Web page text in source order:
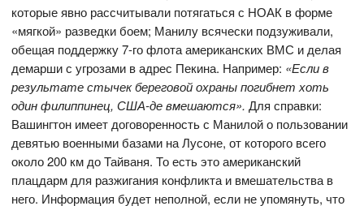
которые явно рассчитывали потягаться с НОАК в форме
«мягкой» разведки боем; Манилу всячески подзуживали,
обещая поддержку 7-го флота американских ВМС и делая
демарши с угрозами в адрес Пекина. Например: «Если в
результате стычек береговой охраны погибнет хоть
один филиппинец, США-де вмешаются». Для справки:
Вашингтон имеет договоренность с Манилой о пользовании
девятью военными базами на Лусоне, от которого всего
около 200 км до Тайваня. То есть это американский
плацдарм для разжигания конфликта и вмешательства в
него. Информация будет неполной, если не упомянуть, что